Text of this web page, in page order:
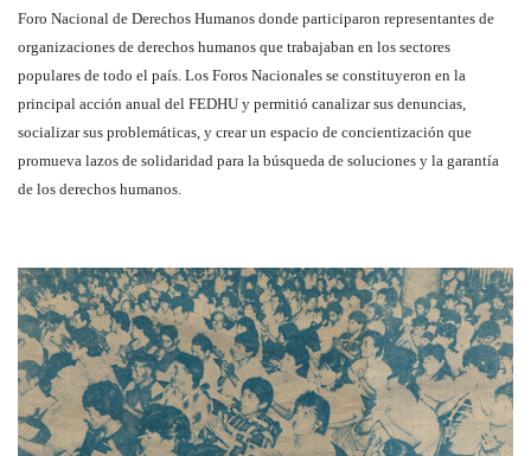
Foro Nacional de Derechos Humanos donde participaron representantes de
organizaciones de derechos humanos que trabajaban en los sectores
populares de todo el país. Los Foros Nacionales se constituyeron en la
principal acción anual del FEDHU y permitió canalizar sus denuncias,
socializar sus problemáticas, y crear un espacio de concientización que
promueva lazos de solidaridad para la búsqueda de soluciones y la garantía
de los derechos humanos.